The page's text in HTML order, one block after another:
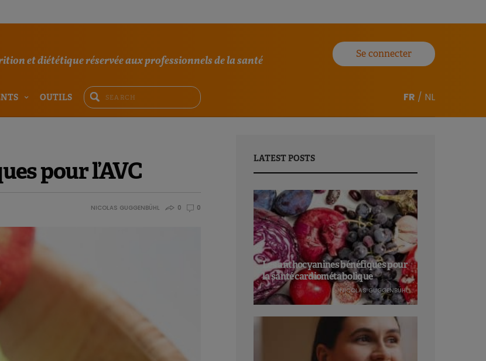
et diététique réservée aux professionnels de la santé
Se connecter
OUTILS FR / NL
pour l’AVC
NICOLAS GUGGENBÜHL 0 0
LATEST POSTS
Les anthocyanines bénéfiques pour
la santé cardiométabolique
NICOLAS GUGGENBÜHL